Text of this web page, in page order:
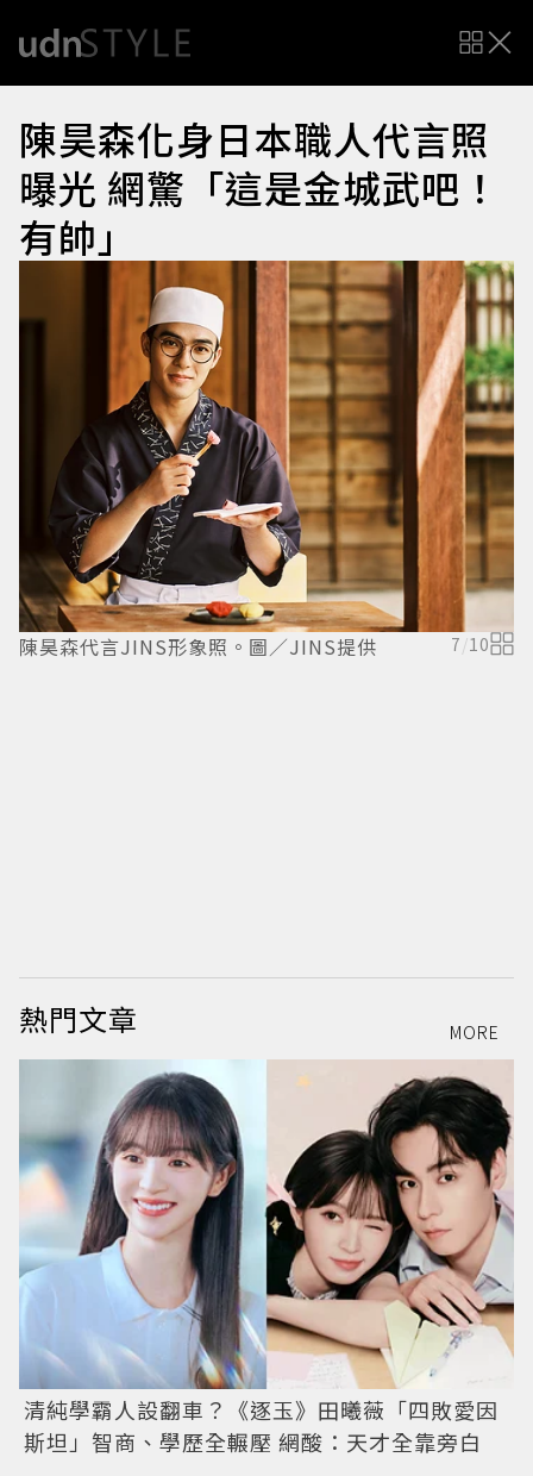
陳昊森化身日本職人代言照
曝光 網驚「這是金城武吧！
有帥」
陳昊森代言JINS形象照。圖／JINS提供 7/10
熱門文章 MORE
清純學霸人設翻車？《逐玉》田曦薇「四敗愛因
斯坦」智商、學歷全輾壓 網酸：天才全靠旁白